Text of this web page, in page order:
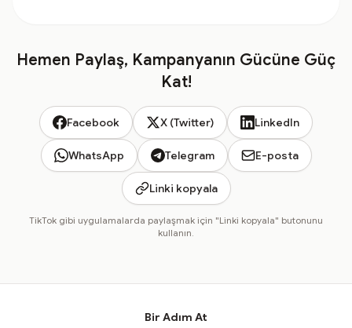
Hemen Paylaş, Kampanyanın Gücüne Güç
Kat!
Facebook X (Twitter) LinkedIn
WhatsApp Telegram E-posta
Linki kopyala
TikTok gibi uygulamalarda paylaşmak için "Linki kopyala" butonunu
kullanın.
Bir Adım At